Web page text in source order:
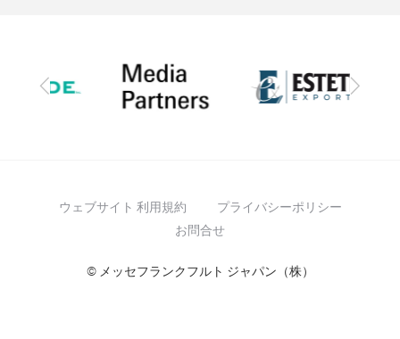
前
次
へ
ウェブサイト 利用規約
プライバシーポリシー
お問合せ
© メッセフランクフルト ジャパン（株）